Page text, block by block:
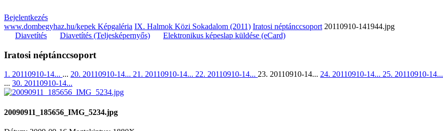
Bejelentkezés
www.dombegyhaz.hu/kepek Képgaléria IX. Halmok Közi Sokadalom (2011) Iratosi néptánccsoport 20110910-141944.jpg
Diavetítés
Diavetítés (Teljesképernyős) Elektronikus képeslap küldése (eCard)
Iratosi néptánccsoport
1. 20110910-14... ... 20. 20110910-14... 21. 20110910-14... 22. 20110910-14... 23. 20110910-14... 24. 20110910-14... 25. 20110910-14...
... 30. 20110910-14...
20090911_185656_IMG_5234.jpg